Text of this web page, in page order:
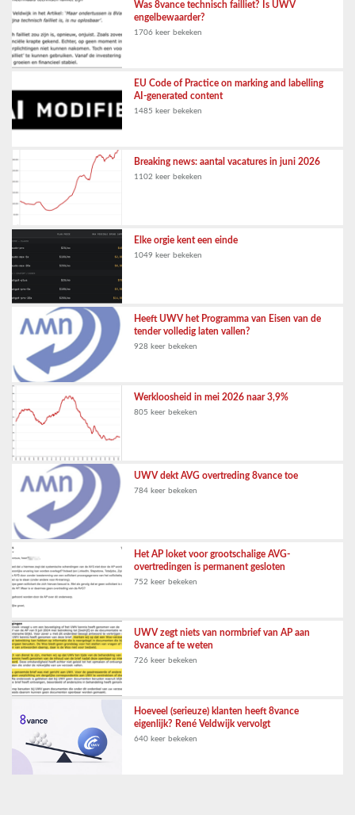
Was 8vance technisch failliet? Is UWV
engelbewaarder?
1706 keer bekeken
EU Code of Practice on marking and labelling
AI-generated content
1485 keer bekeken
Breaking news: aantal vacatures in juni 2026
1102 keer bekeken
Elke orgie kent een einde
1049 keer bekeken
Heeft UWV het Programma van Eisen van de
tender volledig laten vallen?
928 keer bekeken
Werkloosheid in mei 2026 naar 3,9%
805 keer bekeken
UWV dekt AVG overtreding 8vance toe
784 keer bekeken
Het AP loket voor grootschalige AVG-
overtredingen is permanent gesloten
752 keer bekeken
UWV zegt niets van normbrief van AP aan
8vance af te weten
726 keer bekeken
Hoeveel (serieuze) klanten heeft 8vance
eigenlijk? René Veldwijk vervolgt
640 keer bekeken